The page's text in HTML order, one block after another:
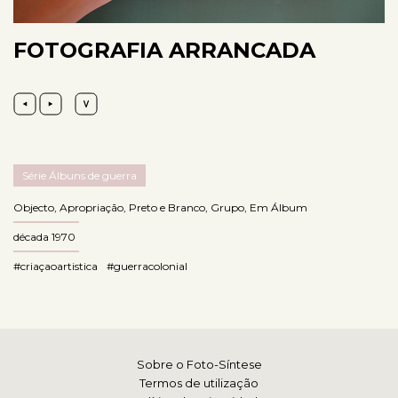
FOTOGRAFIA ARRANCADA
Série Álbuns de guerra
Objecto, Apropriação, Preto e Branco, Grupo, Em Álbum
década 1970
#criaçaoartistica #guerracolonial
Sobre o Foto-Síntese
Termos de utilização